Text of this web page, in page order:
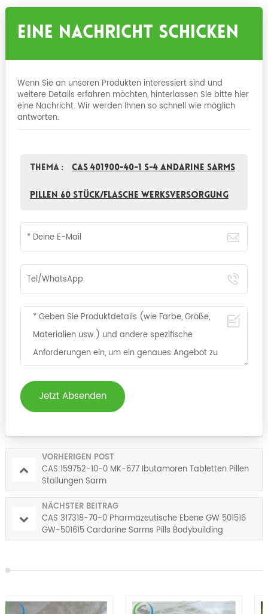
Eine Nachricht Schicken
Wenn Sie an unseren Produkten interessiert sind und
weitere Details erfahren möchten, hinterlassen Sie bitte hier
eine Nachricht. Wir werden Ihnen so schnell wie möglich
antworten.
Thema : CAS 401900-40-1 S-4 Andarine Sarms
Pillen 60 Stück/Flasche Werksversorgung
Jetzt Absenden
VORHERIGEN POST
CAS:159752-10-0 MK-677 Ibutamoren Tabletten Pillen
Stallungen Sarm
NÄCHSTER BEITRAG
CAS 317318-70-0 Pharmazeutische Ebene GW 501516
GW-501615 Cardarine Sarms Pills Bodybuilding